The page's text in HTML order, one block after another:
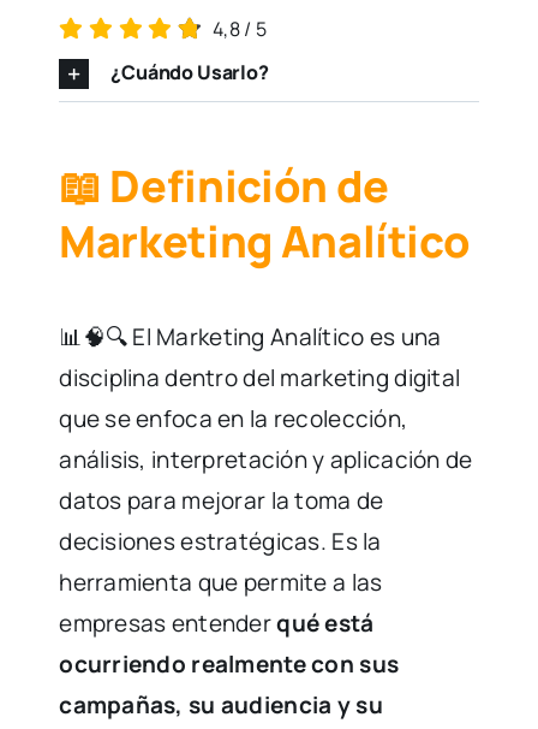
4,8/ 5
¿Cuándo Usarlo?
📖 Definición de
Marketing Analítico
📊🧠🔍 El Marketing Analítico es una
disciplina dentro del marketing digital
que se enfoca en la recolección,
análisis, interpretación y aplicación de
datos para mejorar la toma de
decisiones estratégicas. Es la
herramienta que permite a las
empresas entenderqué está
ocurriendo realmente con sus
campañas, su audiencia y su